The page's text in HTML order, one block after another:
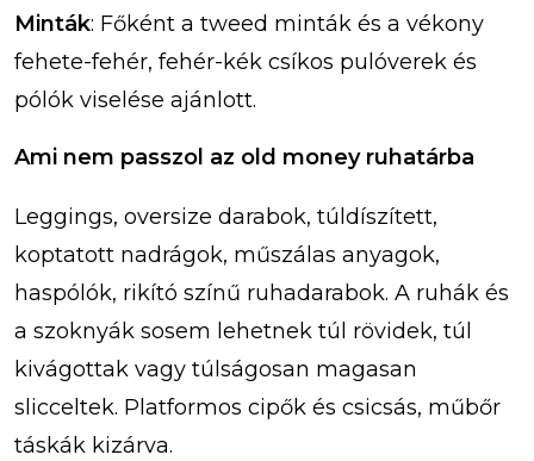
Minták: Főként a tweed minták és a vékony
fehete-fehér, fehér-kék csíkos pulóverek és
pólók viselése ajánlott.
Ami nem passzol az old money ruhatárba
Leggings, oversize darabok, túldíszített,
koptatott nadrágok, műszálas anyagok,
haspólók, rikító színű ruhadarabok. A ruhák és
a szoknyák sosem lehetnek túl rövidek, túl
kivágottak vagy túlságosan magasan
slicceltek. Platformos cipők és csicsás, műbőr
táskák kizárva.